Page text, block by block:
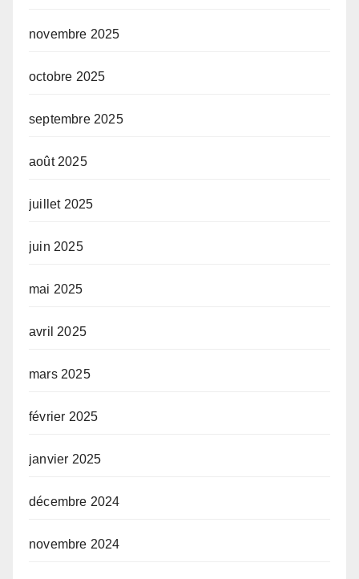
novembre 2025
octobre 2025
septembre 2025
août 2025
juillet 2025
juin 2025
mai 2025
avril 2025
mars 2025
février 2025
janvier 2025
décembre 2024
novembre 2024